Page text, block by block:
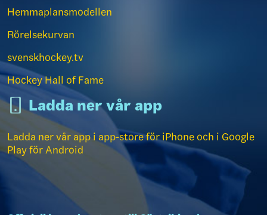
Hemmaplansmodellen
Rörelsekurvan
svenskhockey.tv
Hockey Hall of Fame
Ladda ner vår app
Ladda ner vår app i app-store för iPhone och i Google
Play för Android